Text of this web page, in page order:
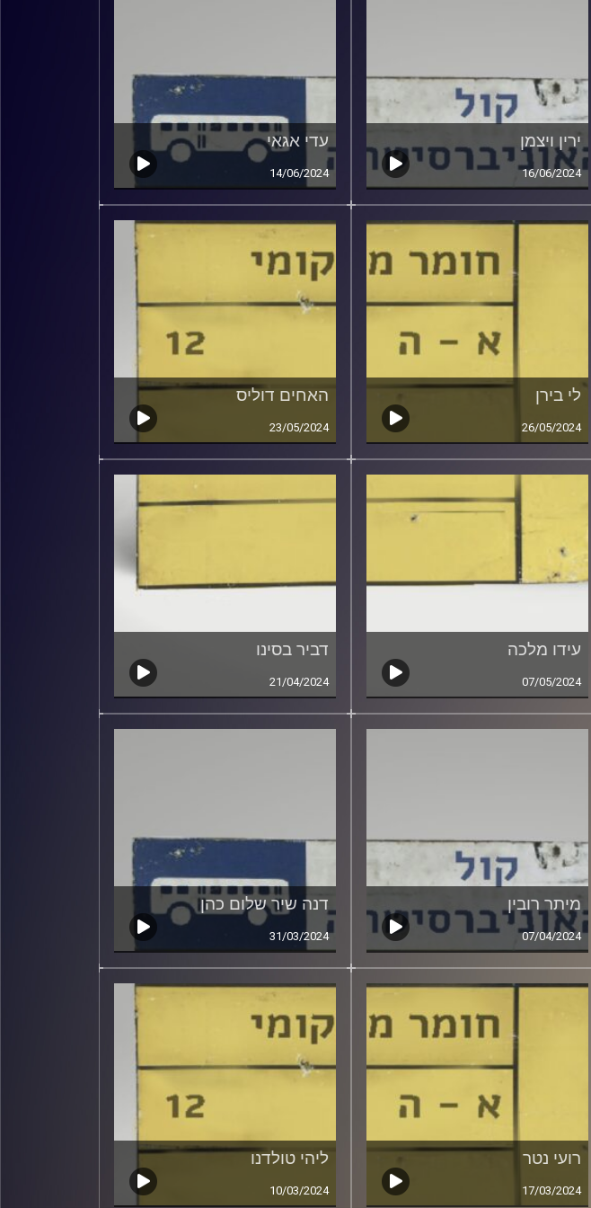
ירין ויצמן
16/06/2024
עדי אגאי
14/06/2024
לי בירן
26/05/2024
האחים דוליס
23/05/2024
עידו מלכה
07/05/2024
דביר בסינו
21/04/2024
מיתר רובין
07/04/2024
דנה שיר שלום כהן
31/03/2024
רועי נטר
17/03/2024
ליהי טולדנו
10/03/2024